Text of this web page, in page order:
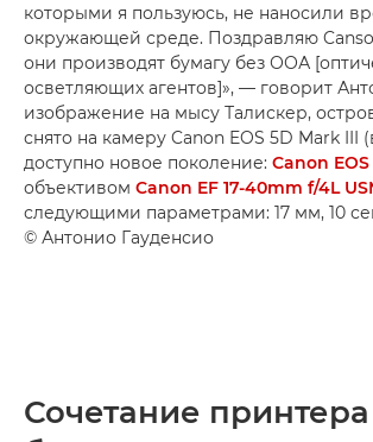
которыми я пользуюсь, не наносили
окружающей среде. Поздравляю
они производят бумагу без ООА
осветляющих агентов]», — говорит
изображение на мысу Талискер,
снято на камеру Canon EOS 5D Mark III
доступно новое поколение: Canon
объективом Canon EF 17-40mm f/4L
следующими параметрами: 17 мм, 10
© Антонио Гауденсио
Сочетание